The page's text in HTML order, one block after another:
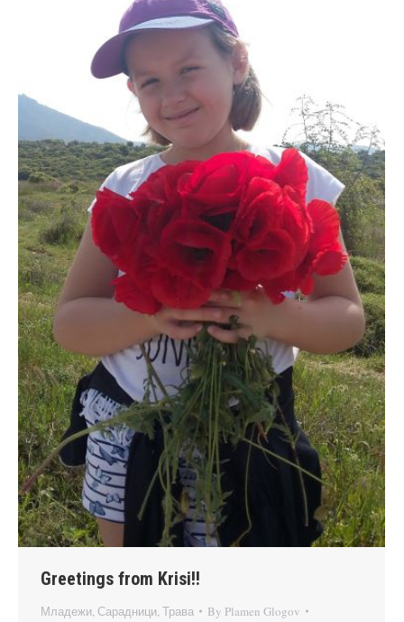
Greetings from Krisi!!
Младежи, Сарадници,Трава By Plamen Glogov